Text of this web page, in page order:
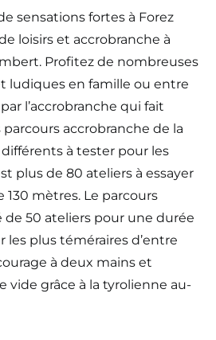
sensations fortes à Forez
loisirs et accrobranche à
Profitez de nombreuses
ludiques en famille ou entre
l’accrobranche qui fait
accrobranche de la
différents à tester pour les
plus de 80 ateliers à essayer
mètres. Le parcours
50 ateliers pour une durée
les plus téméraires d’entre
à deux mains et
vide grâce à la tyrolienne au-